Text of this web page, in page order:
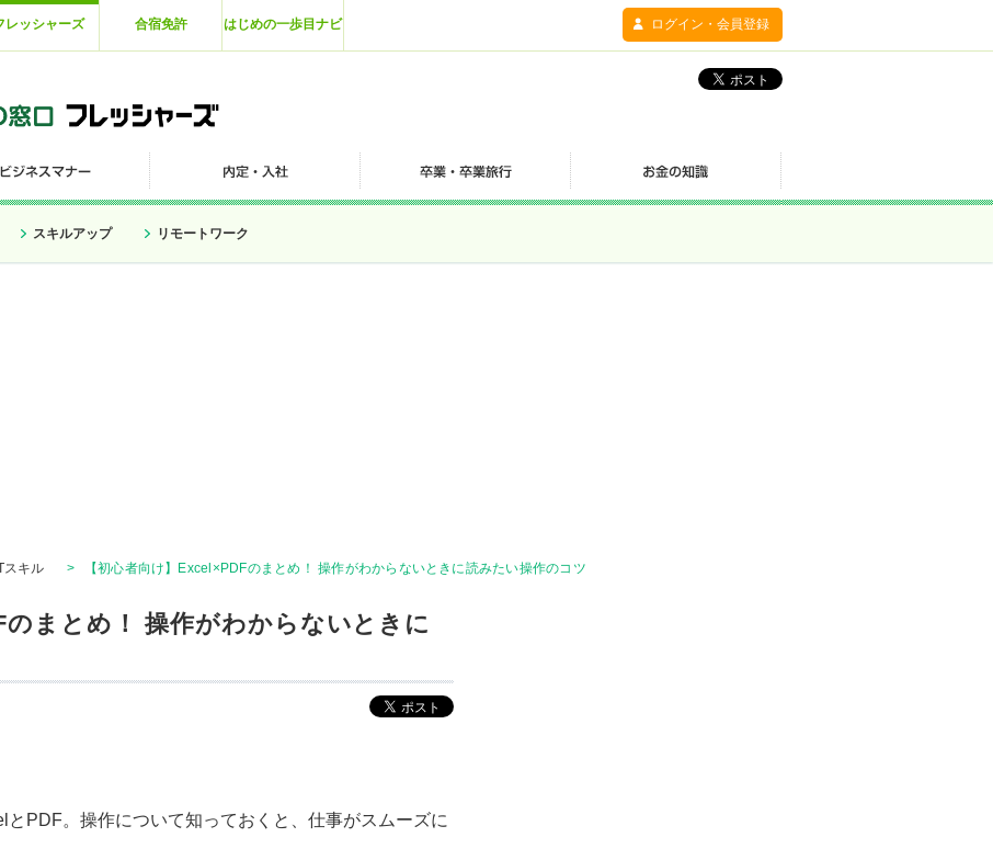
レッシャーズ 合宿免許 はじめの一歩目ナビ ログイン・会員登録
スキルアップ リモートワーク
スキル > 【初心者向け】Excel×PDFのまとめ！ 操作がわからないときに読みたい操作のコツ
のまとめ！ 操作がわからないときに
PDF。操作について知っておくと、仕事がスムーズに